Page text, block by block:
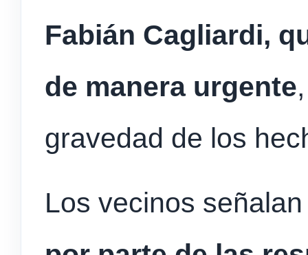
Fabián Cagliardi,
de manera urgente
gravedad de los
Los vecinos